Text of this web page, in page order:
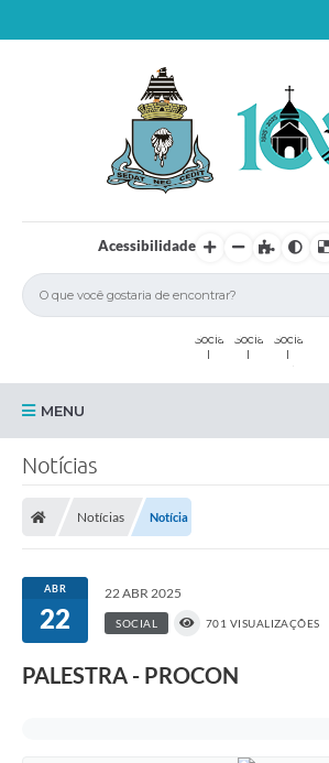
Acessibilidade
MENU
Iacanga
Cartas de Serviços
Editais
Transparência
Notícias
Notícias Notícia
ABR
22
22 ABR 2025
SOCIAL 701 VISUALIZAÇÕES
PALESTRA - PROCON